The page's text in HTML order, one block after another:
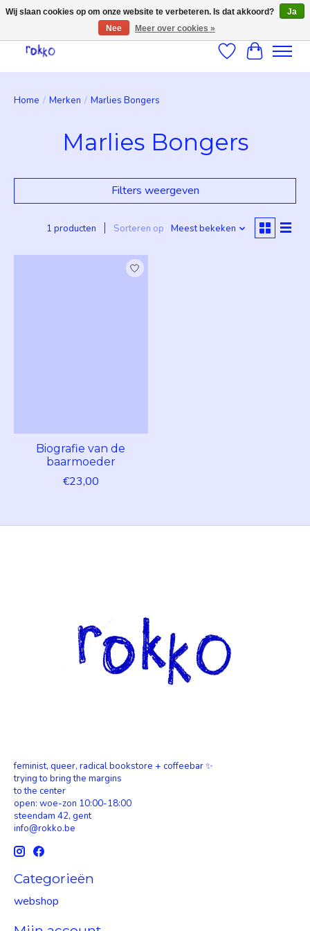
Verlanglijst
Home / Merken / Marlies Bongers
Marlies Bongers
Filters weergeven
1 producten Sorteren op Meest bekeken
Biografie van de
baarmoeder
€23,00
feminist, queer, radical bookstore + coffeebar ✨
trying to bring the margins
to the center
open: woe-zon 10:00-18:00
steendam 42, gent
info@rokko.be
Categorieën
webshop
Wij slaan cookies op om onze website te verbeteren. Is dat akkoord?
Ja
Nee
Meer over cookies »